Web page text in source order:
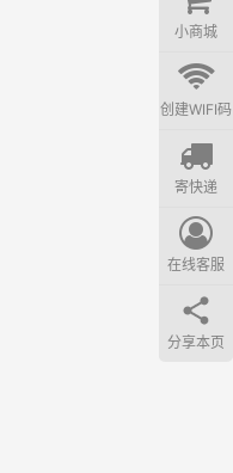
小商城
创建WIFI码
寄快递
在线客服
分享本页